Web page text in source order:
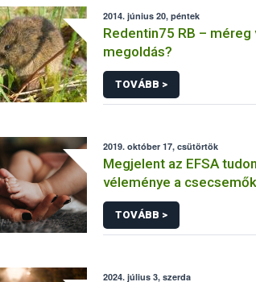
2014. június 20, péntek
Redentin75 RB – méreg
megoldás?
TOVÁBB >
2019. október 17, csütörtök
Megjelent az EFSA
véleménye a csecsemők
hozzátáplálásának
alkalmas életkor
TOVÁBB >
2024. július 3, szerda